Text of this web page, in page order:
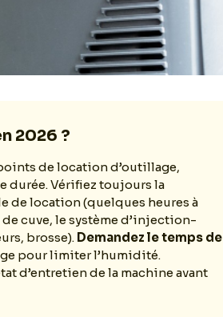
2026 ?
de location d’outillage,
durée. Vérifiez toujours la
de location (quelques heures à
cuve, le système d’injection-
brosse). Demandez le temps de
pour limiter l’humidité.
d’entretien de la machine avant